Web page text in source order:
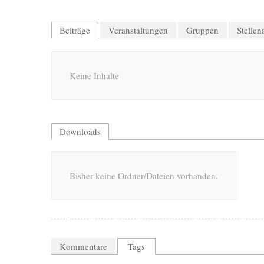
Beiträge Veranstaltungen Gruppen
Keine Inhalte
Downloads
Bisher keine Ordner/Dateien vorhanden.
Kommentare Tags